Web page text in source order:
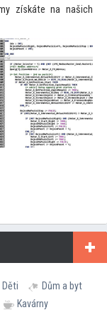
získáte na našich
Děti
Dům a byt
Kavárny